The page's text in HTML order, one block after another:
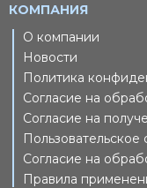
КОМПАНИЯ
О компании
Новости
Политика
Согласие на
Согласие на
Пользовательское
Согласие на
Правила